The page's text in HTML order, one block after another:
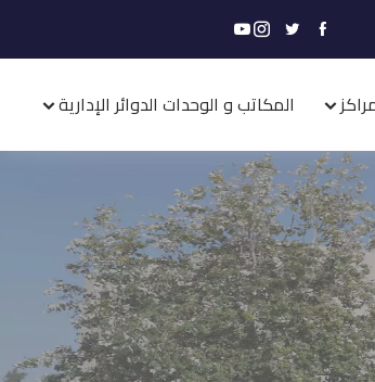
المكاتب و الوحدات الدوائر الإدارية